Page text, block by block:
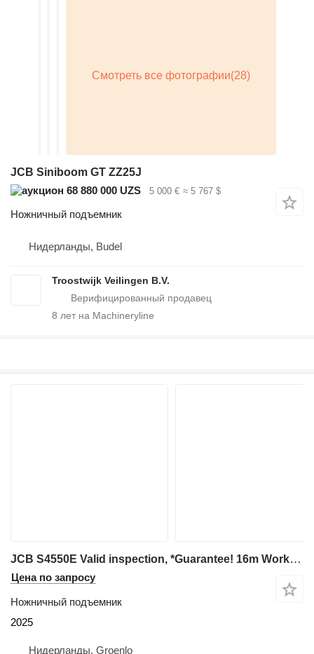
JCB Siniboom GT ZZ25J
68 880 000 UZS
5 000 € ≈ 5 767 $
Ножничный подъемник
Нидерланды, Budel
Troostwijk Veilingen B.V.
8 лет на Machineryline
JCB S4550E Valid inspection, *Guarantee! 16m Working H
Цена по запросу
Ножничный подъемник
2025
Нидерланды, Groenlo